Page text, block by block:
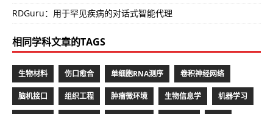
RDGuru：用于罕见疾病的对话式智能代理
相同学科文章的TAGS
生物材料 伤口愈合 单细胞RNA测序 卷积神经网络
脑机接口 组织工程 肿瘤微环境 生物信息学 机器学习